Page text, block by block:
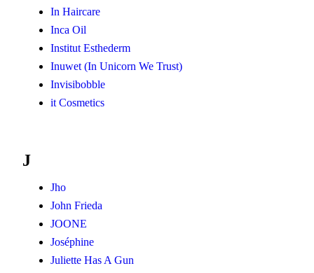
In Haircare
Inca Oil
Institut Esthederm
Inuwet (In Unicorn We Trust)
Invisibobble
it Cosmetics
J
Jho
John Frieda
JOONE
Joséphine
Juliette Has A Gun